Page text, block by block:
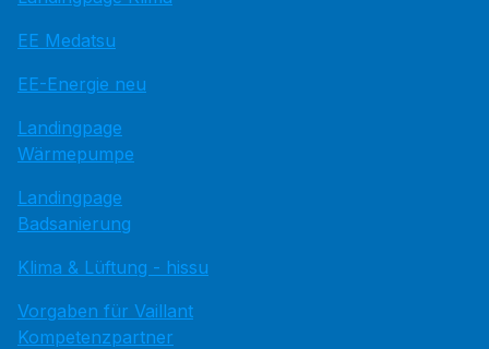
EE Medatsu
EE-Energie neu
Landingpage
Wärmepumpe
Landingpage
Badsanierung
Klima & Lüftung - hissu
Vorgaben für Vaillant
Kompetenzpartner